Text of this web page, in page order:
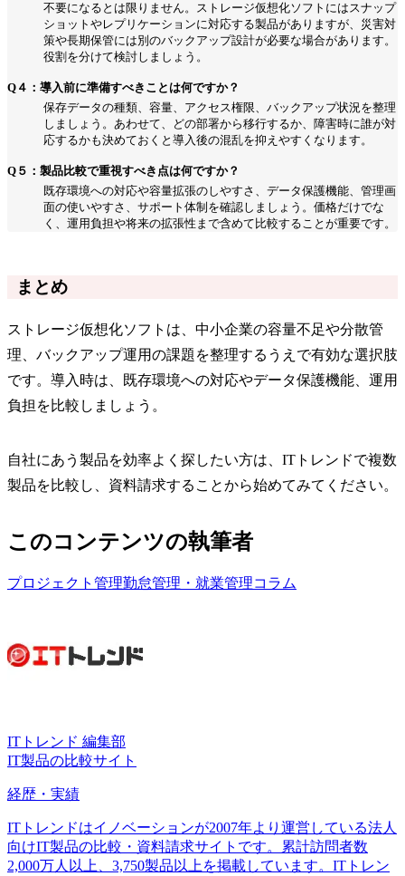
不要になるとは限りません。ストレージ仮想化ソフトにはスナップ
ショットやレプリケーションに対応する製品がありますが、災害対
策や長期保管には別のバックアップ設計が必要な場合があります。
役割を分けて検討しましょう。
Q４：導入前に準備すべきことは何ですか？
保存データの種類、容量、アクセス権限、バックアップ状況を整理
しましょう。あわせて、どの部署から移行するか、障害時に誰が対
応するかも決めておくと導入後の混乱を抑えやすくなります。
Q５：製品比較で重視すべき点は何ですか？
既存環境への対応や容量拡張のしやすさ、データ保護機能、管理画
面の使いやすさ、サポート体制を確認しましょう。価格だけでな
く、運用負担や将来の拡張性まで含めて比較することが重要です。
まとめ
ストレージ仮想化ソフトは、中小企業の容量不足や分散管
理、バックアップ運用の課題を整理するうえで有効な選択肢
です。導入時は、既存環境への対応やデータ保護機能、運用
負担を比較しましょう。
自社にあう製品を効率よく探したい方は、ITトレンドで複数
製品を比較し、資料請求することから始めてみてください。
このコンテンツの執筆者
プロジェクト管理勤怠管理・就業管理コラム
ITトレンド 編集部
IT製品の比較サイト
経歴・実績
ITトレンドはイノベーションが2007年より運営している法人
向けIT製品の比較・資料請求サイトです。累計訪問者数
2,000万人以上、3,750製品以上を掲載しています。ITトレン